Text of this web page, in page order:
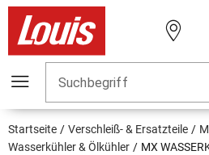
Suchbegriff
Startseite Verschleiß- & Ersatzteile
Wasserkühler & Ölkühler
MX